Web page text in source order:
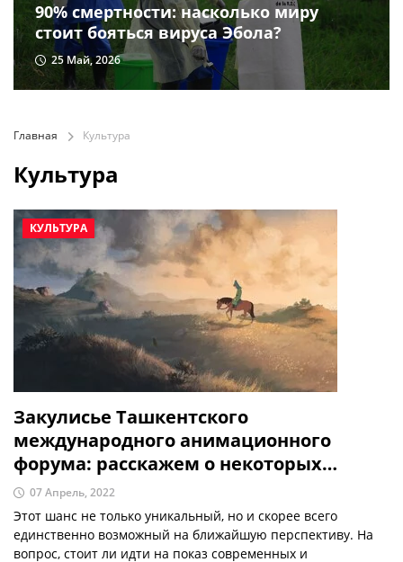
90% смертности: насколько миру
стоит бояться вируса Эбола?
25 Май, 2026
Главная Культура
Культура
КУЛЬТУРА
Закулисье Ташкентского
международного анимационного
форума: расскажем о некоторых
фильмах, которые увидят зрители 18-
22 апреля
07 Апрель, 2022
Этот шанс не только уникальный, но и скорее всего
единственно возможный на ближайшую перспективу. На
вопрос, стоит ли идти на показ современных и